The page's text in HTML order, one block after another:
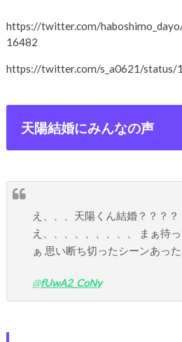
https://twitter.com/
16482
https://twitter.com/s_a0621/
天陽結婚にみんなの声
え、、、天陽くん結婚？？？？
え、、、、、、、、、 まぁ待
ぁ 思い断ち切ったシーンあっ
@fUwA2_CoNy